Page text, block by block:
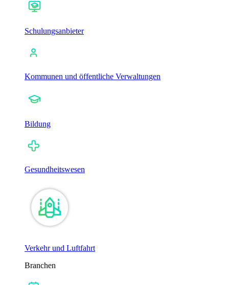
Schulungsanbieter
Kommunen und öffentliche Verwaltungen
Bildung
Gesundheitswesen
Verkehr und Luftfahrt
Branchen